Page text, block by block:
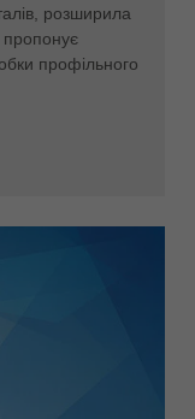
розширила
пропонує
профільного